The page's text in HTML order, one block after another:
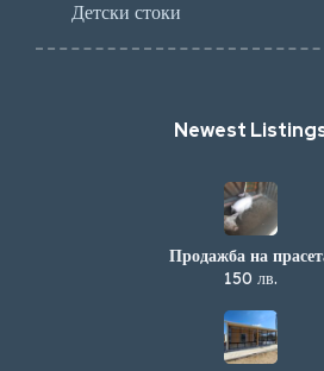
Детски стоки
Newest
Продажба на
150 лв.